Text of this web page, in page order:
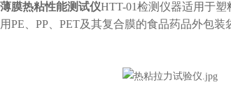
膜热粘性能测试仪HTT-01检测仪器适用于
PE、PP、PET及其复合膜的食品药品外包